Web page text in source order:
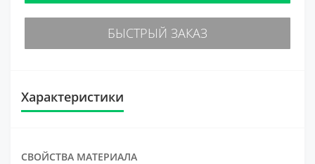
БЫСТРЫЙ ЗАКАЗ
Характеристики
СВОЙСТВА МАТЕРИАЛА